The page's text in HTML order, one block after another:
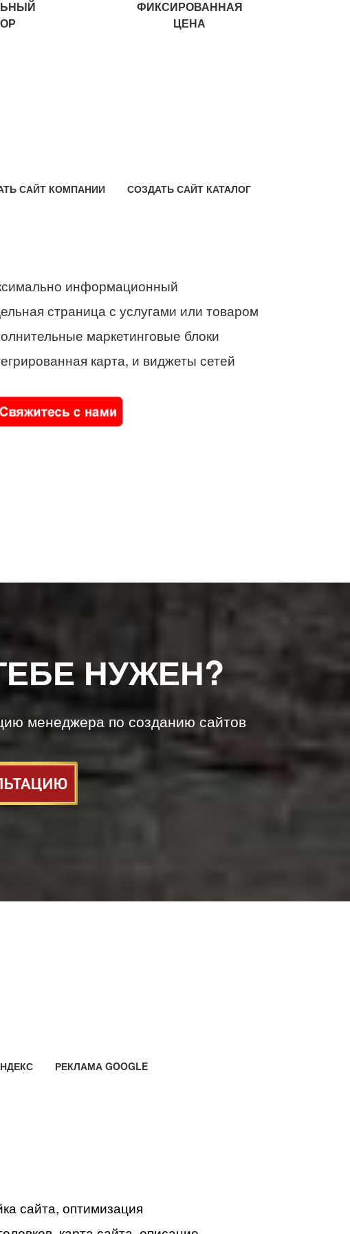
ФИКСИРОВАННАЯ
ЦЕНА
САЙТ КОМПАНИИ СОЗДАТЬ САЙТ КАТАЛОГ
информационный
страница с услугами или товаром
маркетинговые блоки
карта, и виджеты сетей
НУЖЕН?
менеджера по созданию сайтов
РЕКЛАМА GOOGLE
сайта, оптимизация